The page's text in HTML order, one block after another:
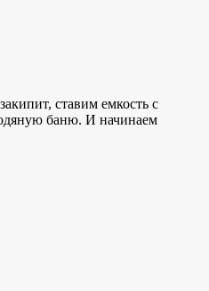
ставим емкость с
баню. И начинаем